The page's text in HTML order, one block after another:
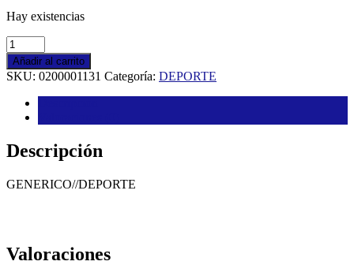
Hay existencias
PITO
PLASTICO
COLORES
CRISTAL
REF
1168
1020000113141
cantidad
Añadir al carrito
SKU: 0200001131 Categoría: DEPORTE
Descripción
GENERICO//DEPORTE
Valoraciones